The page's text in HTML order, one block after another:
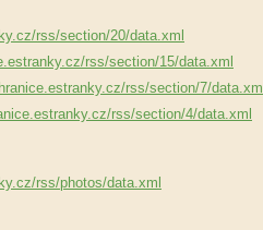
rss/section/20/data.xml
rss/section/15/data.xml
rss/section/7/data.xml
rss/section/4/data.xml
rss/photos/data.xml